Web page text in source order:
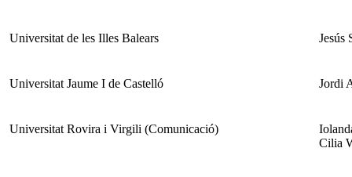
Universitat de les Illes Balears Jesús
Universitat Jaume I de Castelló Jordi
Universitat Rovira i Virgili (Comunicació)
Cilia